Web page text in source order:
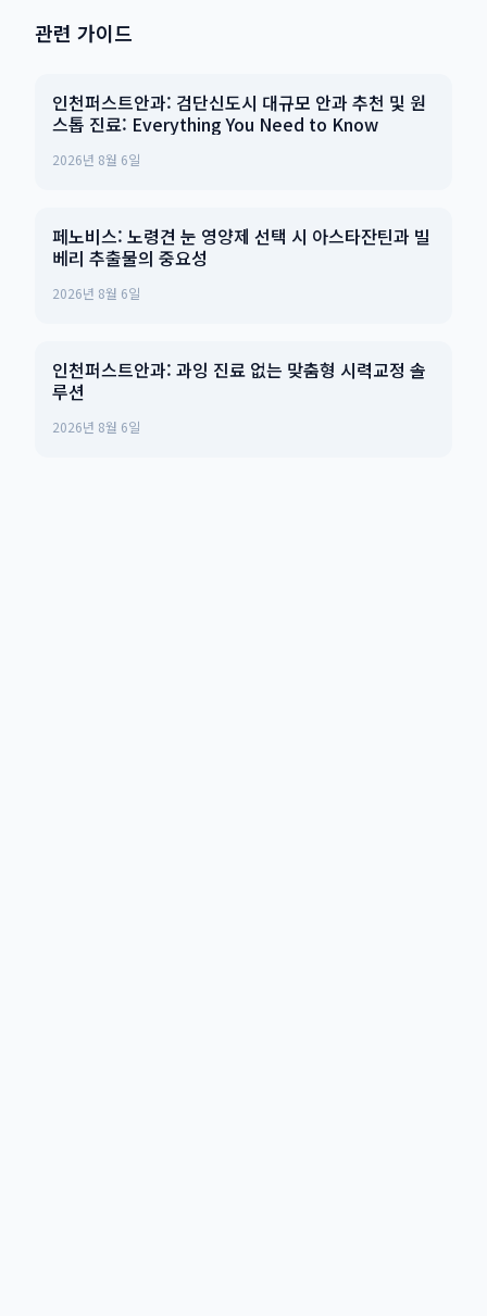
관련 가이드
인천퍼스트안과: 검단신도시 대규모 안과 추천 및 원
스톱 진료: Everything You Need to Know
2026년 8월 6일
페노비스: 노령견 눈 영양제 선택 시 아스타잔틴과 빌
베리 추출물의 중요성
2026년 8월 6일
인천퍼스트안과: 과잉 진료 없는 맞춤형 시력교정 솔
루션
2026년 8월 6일